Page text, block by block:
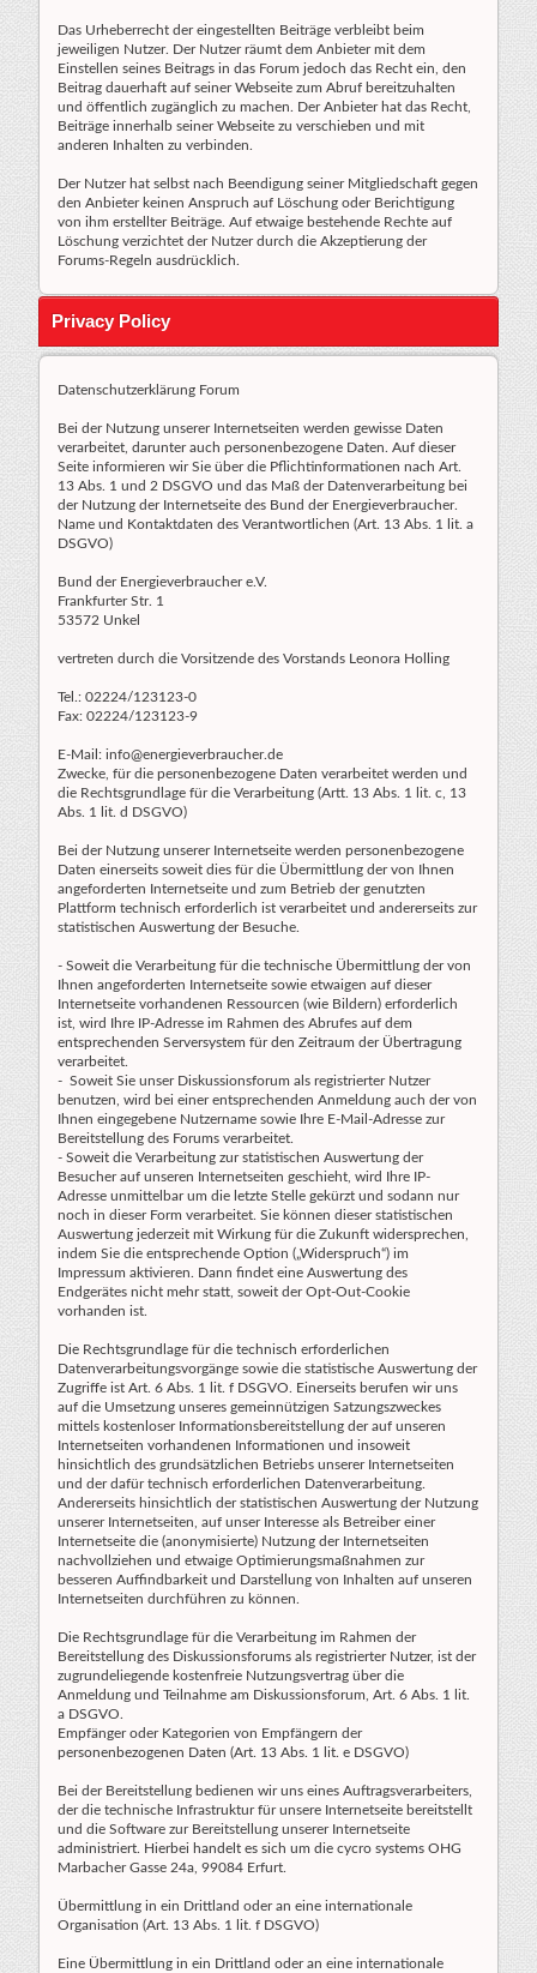
Das Urheberrecht der eingestellten Beiträge verbleibt beim
jeweiligen Nutzer. Der Nutzer räumt dem Anbieter mit dem
Einstellen seines Beitrags in das Forum jedoch das Recht ein, den
Beitrag dauerhaft auf seiner Webseite zum Abruf bereitzuhalten
und öffentlich zugänglich zu machen. Der Anbieter hat das Recht,
Beiträge innerhalb seiner Webseite zu verschieben und mit
anderen Inhalten zu verbinden.
Der Nutzer hat selbst nach Beendigung seiner Mitgliedschaft gegen
den Anbieter keinen Anspruch auf Löschung oder Berichtigung
von ihm erstellter Beiträge. Auf etwaige bestehende Rechte auf
Löschung verzichtet der Nutzer durch die Akzeptierung der
Forums-Regeln ausdrücklich.
Privacy Policy
Datenschutzerklärung Forum
Bei der Nutzung unserer Internetseiten werden gewisse Daten
verarbeitet, darunter auch personenbezogene Daten. Auf dieser
Seite informieren wir Sie über die Pflichtinformationen nach Art.
13 Abs. 1 und 2 DSGVO und das Maß der Datenverarbeitung bei
der Nutzung der Internetseite des Bund der Energieverbraucher.
Name und Kontaktdaten des Verantwortlichen (Art. 13 Abs. 1 lit. a
DSGVO)
Bund der Energieverbraucher e.V.
Frankfurter Str. 1
53572 Unkel
vertreten durch die Vorsitzende des Vorstands Leonora Holling
Tel.: 02224/123123-0
Fax: 02224/123123-9
E-Mail: info@energieverbraucher.de
Zwecke, für die personenbezogene Daten verarbeitet werden und
die Rechtsgrundlage für die Verarbeitung (Artt. 13 Abs. 1 lit. c, 13
Abs. 1 lit. d DSGVO)
Bei der Nutzung unserer Internetseite werden personenbezogene
Daten einerseits soweit dies für die Übermittlung der von Ihnen
angeforderten Internetseite und zum Betrieb der genutzten
Plattform technisch erforderlich ist verarbeitet und andererseits zur
statistischen Auswertung der Besuche.
- Soweit die Verarbeitung für die technische Übermittlung der von
Ihnen angeforderten Internetseite sowie etwaigen auf dieser
Internetseite vorhandenen Ressourcen (wie Bildern) erforderlich
ist, wird Ihre IP-Adresse im Rahmen des Abrufes auf dem
entsprechenden Serversystem für den Zeitraum der Übertragung
verarbeitet.
- Soweit Sie unser Diskussionsforum als registrierter Nutzer
benutzen, wird bei einer entsprechenden Anmeldung auch der von
Ihnen eingegebene Nutzername sowie Ihre E-Mail-Adresse zur
Bereitstellung des Forums verarbeitet.
- Soweit die Verarbeitung zur statistischen Auswertung der
Besucher auf unseren Internetseiten geschieht, wird Ihre IP-
Adresse unmittelbar um die letzte Stelle gekürzt und sodann nur
noch in dieser Form verarbeitet. Sie können dieser statistischen
Auswertung jederzeit mit Wirkung für die Zukunft widersprechen,
indem Sie die entsprechende Option („Widerspruch“) im
Impressum aktivieren. Dann findet eine Auswertung des
Endgerätes nicht mehr statt, soweit der Opt-Out-Cookie
vorhanden ist.
Die Rechtsgrundlage für die technisch erforderlichen
Datenverarbeitungsvorgänge sowie die statistische Auswertung der
Zugriffe ist Art. 6 Abs. 1 lit. f DSGVO. Einerseits berufen wir uns
auf die Umsetzung unseres gemeinnützigen Satzungszweckes
mittels kostenloser Informationsbereitstellung der auf unseren
Internetseiten vorhandenen Informationen und insoweit
hinsichtlich des grundsätzlichen Betriebs unserer Internetseiten
und der dafür technisch erforderlichen Datenverarbeitung.
Andererseits hinsichtlich der statistischen Auswertung der Nutzung
unserer Internetseiten, auf unser Interesse als Betreiber einer
Internetseite die (anonymisierte) Nutzung der Internetseiten
nachvollziehen und etwaige Optimierungsmaßnahmen zur
besseren Auffindbarkeit und Darstellung von Inhalten auf unseren
Internetseiten durchführen zu können.
Die Rechtsgrundlage für die Verarbeitung im Rahmen der
Bereitstellung des Diskussionsforums als registrierter Nutzer, ist der
zugrundeliegende kostenfreie Nutzungsvertrag über die
Anmeldung und Teilnahme am Diskussionsforum, Art. 6 Abs. 1 lit.
a DSGVO.
Empfänger oder Kategorien von Empfängern der
personenbezogenen Daten (Art. 13 Abs. 1 lit. e DSGVO)
Bei der Bereitstellung bedienen wir uns eines Auftragsverarbeiters,
der die technische Infrastruktur für unsere Internetseite bereitstellt
und die Software zur Bereitstellung unserer Internetseite
administriert. Hierbei handelt es sich um die cycro systems OHG
Marbacher Gasse 24a, 99084 Erfurt.
Übermittlung in ein Drittland oder an eine internationale
Organisation (Art. 13 Abs. 1 lit. f DSGVO)
Eine Übermittlung in ein Drittland oder an eine internationale